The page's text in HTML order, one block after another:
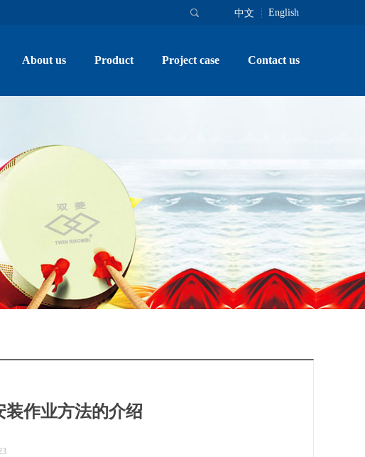
中文 English
About us Product Project case Contact us
装作业方法的介绍